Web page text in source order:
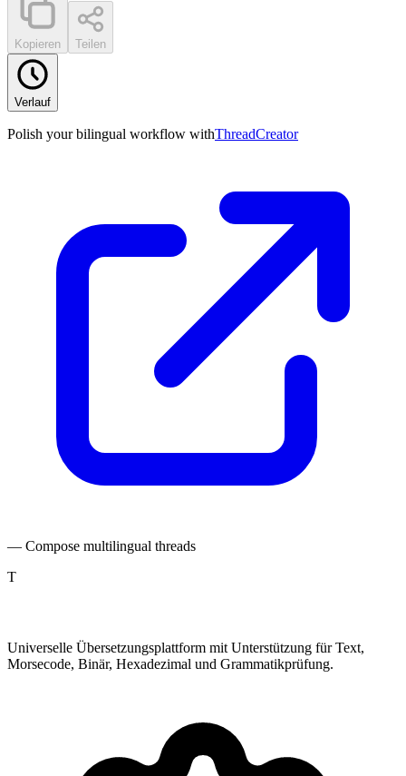
Kopieren Teilen
Verlauf
Polish your bilingual workflow withThreadCreator
— Compose multilingual threads
T
Universelle Übersetzungsplattform mit Unterstützung für Text,
Morsecode, Binär, Hexadezimal und Grammatikprüfung.